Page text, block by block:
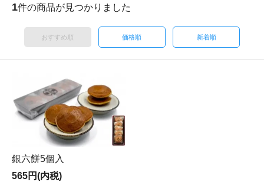
1件の商品が見つかりました
おすすめ順 価格順 新着順
銀六餅5個入
565円(内税)